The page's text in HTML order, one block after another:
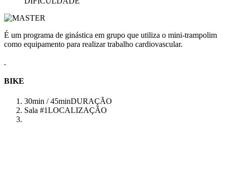
É um programa de ginástica em grupo que utiliza o mini-trampolim
como equipamento para realizar trabalho cardiovascular.
BIKE
30min / 45minDURAÇÃO
Sala #1LOCALIZAÇÃO